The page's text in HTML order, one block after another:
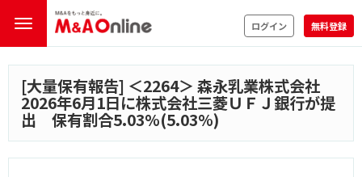
ログイン 無料登録
[大量保有報告] ＜2264＞ 森永乳業株式会社
2026年6月1日に株式会社三菱ＵＦＪ銀行が提
出 保有割合5.03%(5.03%)